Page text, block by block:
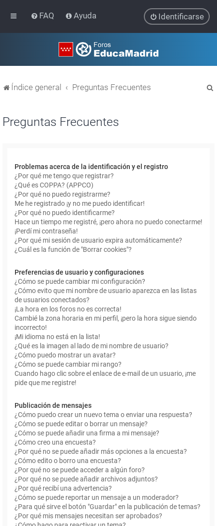
FAQ Ayuda Identificarse
Índice general Preguntas Frecuentes
Preguntas Frecuentes
Problemas acerca de la identificación y el registro
¿Por qué me tengo que registrar?
¿Qué es COPPA? (APPCO)
¿Por qué no puedo registrarme?
Me he registrado ¡y no me puedo identificar!
¿Por qué no puedo identificarme?
Hace un tiempo me registré, ¡pero ahora no puedo conectarme!
¡Perdí mi contraseña!
¿Por qué mi sesión de usuario expira automáticamente?
¿Cuál es la función de "Borrar cookies"?
Preferencias de usuario y configuraciones
¿Cómo se puede cambiar mi configuración?
¿Cómo evito que mi nombre de usuario aparezca en las listas
de usuarios conectados?
¡La hora en los foros no es correcta!
Cambié la zona horaria en mi perfil, ¡pero la hora sigue siendo
incorrecto!
¡Mi idioma no está en la lista!
¿Qué es la imagen al lado de mi nombre de usuario?
¿Cómo puedo mostrar un avatar?
¿Cómo se puede cambiar mi rango?
Cuando hago clic sobre el enlace de e-mail de un usuario, ¡me
pide que me registre!
Publicación de mensajes
¿Cómo puedo crear un nuevo tema o enviar una respuesta?
¿Cómo se puede editar o borrar un mensaje?
¿Cómo se puede añadir una firma a mi mensaje?
¿Cómo creo una encuesta?
¿Por qué no se puede añadir más opciones a la encuesta?
¿Cómo edito o borro una encuesta?
¿Por qué no se puede acceder a algún foro?
¿Por qué no se puede añadir archivos adjuntos?
¿Por qué recibí una advertencia?
¿Cómo se puede reportar un mensaje a un moderador?
¿Para qué sirve el botón "Guardar" en la publicación de temas?
¿Por qué mis mensajes necesitan ser aprobados?